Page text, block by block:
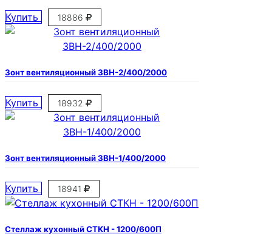
Купить 18886
Зонт вентиляционный ЗВН-2/400/2000
Купить 18932
Зонт вентиляционный ЗВН-1/400/2000
Купить 18941
Стеллаж кухонный СТКН - 1200/600П